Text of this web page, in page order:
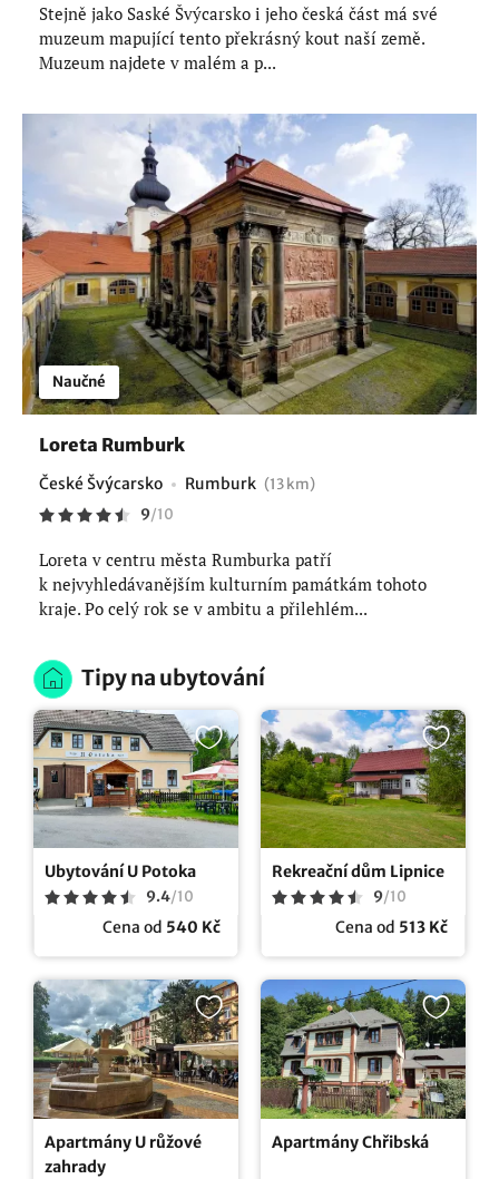
Stejně jako Saské Švýcarsko i jeho česká část má své
muzeum mapující tento překrásný kout naší země.
Muzeum najdete v malém a p...
Naučné
Loreta Rumburk
České Švýcarsko Rumburk (13 km)
9/10
Loreta v centru města Rumburka patří
k nejvyhledávanějším kulturním památkám tohoto
kraje. Po celý rok se v ambitu a přilehlém...
Tipy na ubytování
Ubytování U Potoka
9.4/10
Cena od 540 Kč
Rekreační dům Lipnice
9/10
Cena od 513 Kč
Apartmány U růžové
zahrady
Apartmány Chřibská